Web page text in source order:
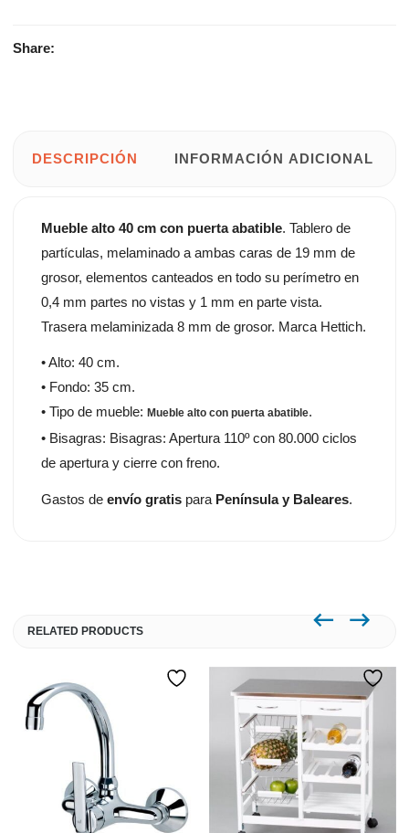
Share:
DESCRIPCIÓN INFORMACIÓN ADICIONAL
Mueble alto 40 cm con puerta abatible. Tablero de
partículas, melaminado a ambas caras de 19 mm de
grosor, elementos canteados en todo su perímetro en
0,4 mm partes no vistas y 1 mm en parte vista.
Trasera melaminizada 8 mm de grosor. Marca Hettich.
• Alto: 40 cm.
• Fondo: 35 cm.
• Tipo de mueble:Mueble alto con puerta abatible.
• Bisagras: Bisagras: Apertura 110º con 80.000 ciclos
de apertura y cierre con freno.
Gastos deenvío gratis para Península y Baleares.
RELATED PRODUCTS